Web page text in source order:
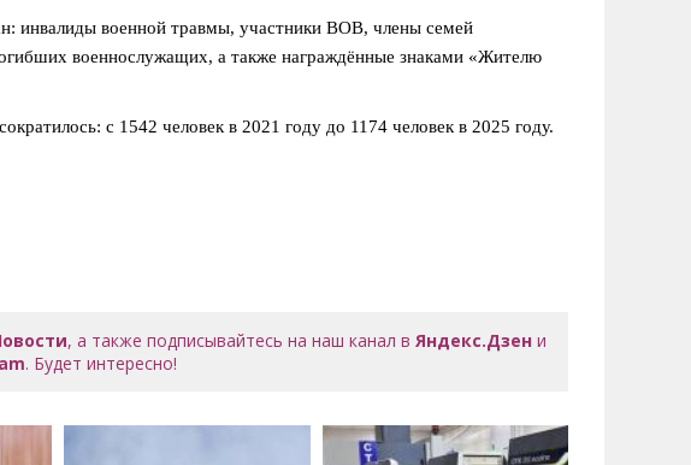
инвалиды военной травмы, участники ВОВ, члены семей
военнослужащих, а также награждённые знаками «Жителю
с 1542 человек в 2021 году до 1174 человек в 2025 году.
, а также подписывайтесь на наш канал вЯндекс.Дзен и
. Будет интересно!